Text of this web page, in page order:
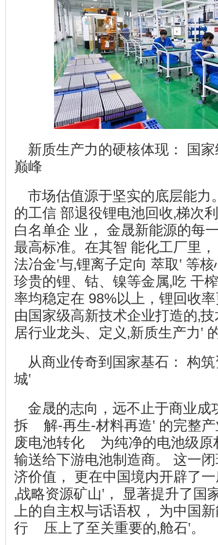
新质生产力的硬核体现： 国
巅峰
市场估值源于坚实的底层能力
的工信 部退役锂电池回收‚梯次利
白名单企 业， 金晟新能源的每
最高标准。在其智 能化工厂里
法冶金‛与‚锂离子定向 萃取‛ 等
珍贵的锂、钴、镍等金属‚吃 干
率均稳定在 98%以上，锂回收
由国家级高新技术企业打造的‚
居行业龙头、定义‚新质生产力‛
从商业传奇到国家基石： 构
城‛
金晟的志向，远不止于商业成
拆 解-再生-材料再造‛ 的完整
废电池转化 为纯净的电池级原
输送给下游电池制造商。 这一
济价值， 更在中国境内开辟了
‚战略资源矿山‛， 显著提升了
上的自主权与话语权， 为中国
行 压上了至关重要的‚舱石‛。